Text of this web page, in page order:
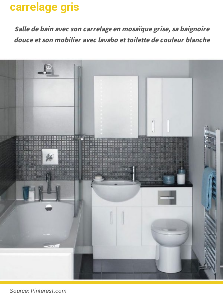
carrelage gris
Salle de bain avec son carrelage en mosaïque grise, sa baignoire
douce et son mobilier avec lavabo et toilette de couleur blanche
Source: Pinterest.com